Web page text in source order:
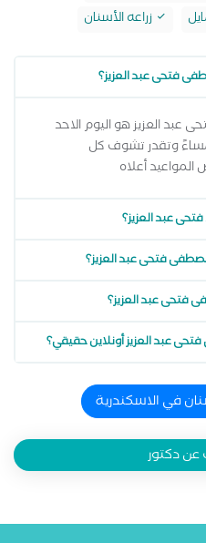
زراعه الأسنان
فتحى عبد العزيز؟
العزيز هو اليوم الاحد
2026 من 6:00 مساءً وتقدر تشوف كل
أعلاه
عبد العزيز؟
فتحى عبد العزيز؟
فتحى عبد العزيز؟
عبد العزيز أونلاين حقيقي؟
في الاسكندرية
عن دكتور